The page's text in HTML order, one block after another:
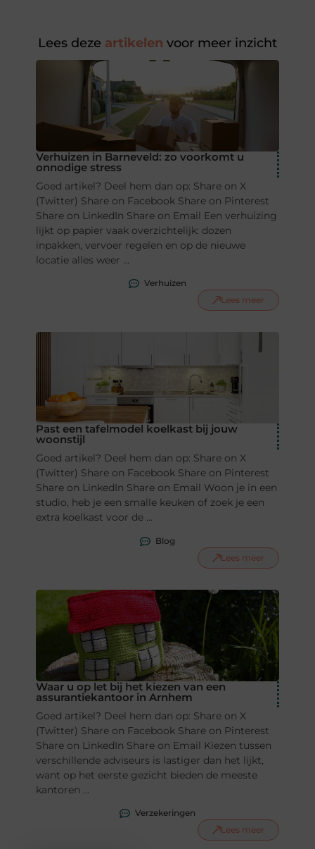
Lees deze artikelen voor meer inzicht
Verhuizen in Barneveld: zo voorkomt u
onnodige stress
Goed artikel? Deel hem dan op: Share on X
(Twitter) Share on Facebook Share on Pinterest
Share on LinkedIn Share on Email Een verhuizing
lijkt op papier vaak overzichtelijk: dozen
inpakken, vervoer regelen en op de nieuwe
locatie alles weer ...
Verhuizen
Lees meer
Past een tafelmodel koelkast bij jouw
woonstijl
Goed artikel? Deel hem dan op: Share on X
(Twitter) Share on Facebook Share on Pinterest
Share on LinkedIn Share on Email Woon je in een
studio, heb je een smalle keuken of zoek je een
extra koelkast voor de ...
Blog
Lees meer
Waar u op let bij het kiezen van een
assurantiekantoor in Arnhem
Goed artikel? Deel hem dan op: Share on X
(Twitter) Share on Facebook Share on Pinterest
Share on LinkedIn Share on Email Kiezen tussen
verschillende adviseurs is lastiger dan het lijkt,
want op het eerste gezicht bieden de meeste
kantoren ...
Verzekeringen
Lees meer